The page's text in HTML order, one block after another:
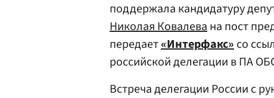
поддержала кандидатуру
Николая Ковалевана пост
передает«Интерфакс»со
российской делегации в ПА
Встреча делегации России с